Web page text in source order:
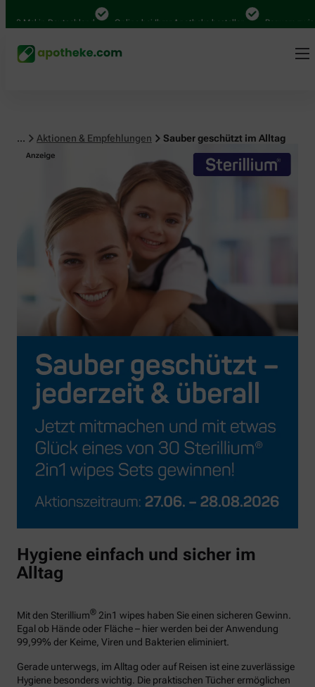
in Deutschland Online bei Ihrer Apotheke bestellen Bequem
... Aktionen & Empfehlungen Sauber geschützt im Alltag
Hygiene einfach und sicher im
Alltag
Mit den Sterillium® 2in1 wipes haben Sie einen sicheren Gewinn.
Egal ob Hände oder Fläche – hier werden bei der Anwendung
99,99% der Keime, Viren und Bakterien eliminiert.
Gerade unterwegs, im Alltag oder auf Reisen ist eine zuverlässige
Hygiene besonders wichtig. Die praktischen Tücher ermöglichen